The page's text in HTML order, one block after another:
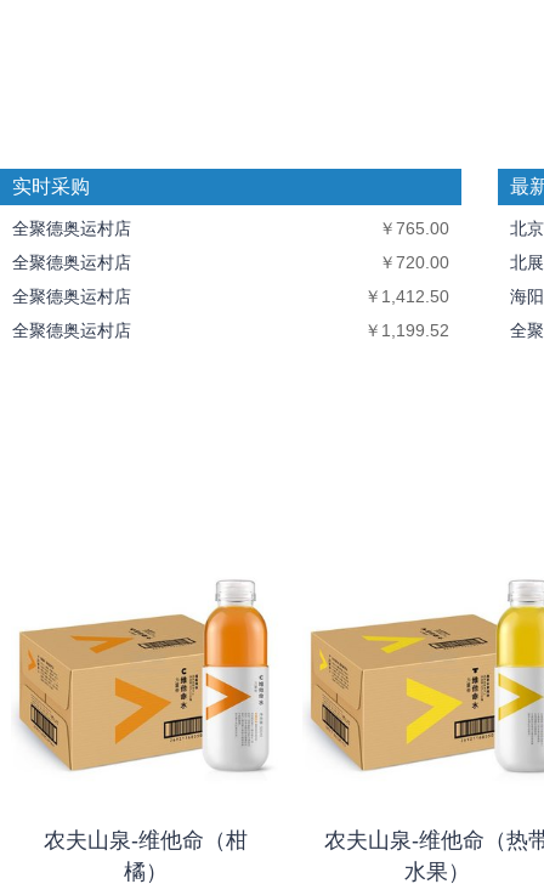
实时采购
全聚德奥运村店
￥765.00
全聚德奥运村店
￥720.00
全聚德奥运村店
￥1,412.50
全聚德奥运村店
￥1,199.52
最
北
北
海
全
农夫山泉-维他命（柑
橘）
农夫山泉-维他命（热
水果）